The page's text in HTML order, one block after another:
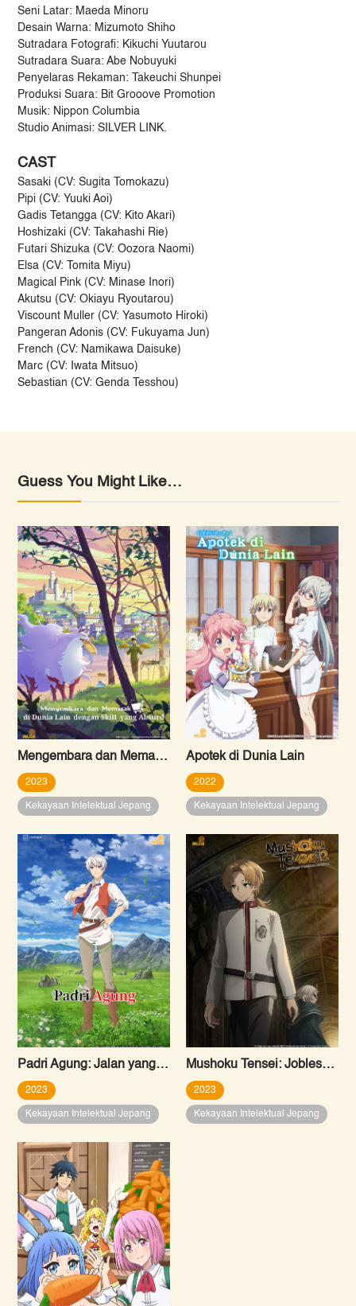
Seni Latar: Maeda Minoru
Desain Warna: Mizumoto Shiho
Sutradara Fotografi: Kikuchi Yuutarou
Sutradara Suara: Abe Nobuyuki
Penyelaras Rekaman: Takeuchi Shunpei
Produksi Suara: Bit Grooove Promotion
Musik: Nippon Columbia
Studio Animasi: SILVER LINK.
CAST
Sasaki (CV: Sugita Tomokazu)
Pipi (CV: Yuuki Aoi)
Gadis Tetangga (CV: Kito Akari)
Hoshizaki (CV: Takahashi Rie)
Futari Shizuka (CV: Oozora Naomi)
Elsa (CV: Tomita Miyu)
Magical Pink (CV: Minase Inori)
Akutsu (CV: Okiayu Ryoutarou)
Viscount Muller (CV: Yasumoto Hiroki)
Pangeran Adonis (CV: Fukuyama Jun)
French (CV: Namikawa Daisuke)
Marc (CV: Iwata Mitsuo)
Sebastian (CV: Genda Tesshou)
Guess You Might Like…
Mengembara dan Memasak di Dunia Lain dengan Skill yang Absurd
2023
Kekayaan Intelektual Jepang
Apotek di Dunia Lain
2022
Kekayaan Intelektual Jepang
Padri Agung: Jalan yang Dipilih Seorang Pekerja Kantor untuk Bertahan Hidup di Dunia Lain
2023
Kekayaan Intelektual Jepang
Mushoku Tensei: Jobless Reincarnation Season 2
2023
Kekayaan Intelektual Jepang